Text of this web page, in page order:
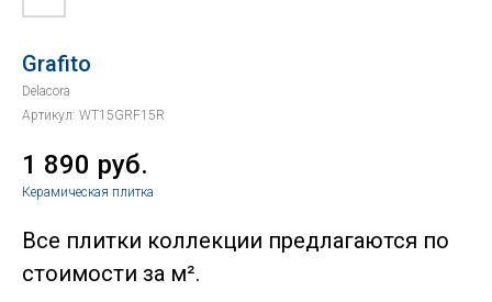
Grafito
Delacora
Артикул: WT15GRF15R
1 890 руб.
Керамическая плитка
Все плитки коллекции предлагаются по
стоимости за м².